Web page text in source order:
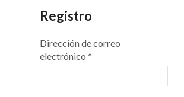
Registro
Dirección de correo
electrónico*